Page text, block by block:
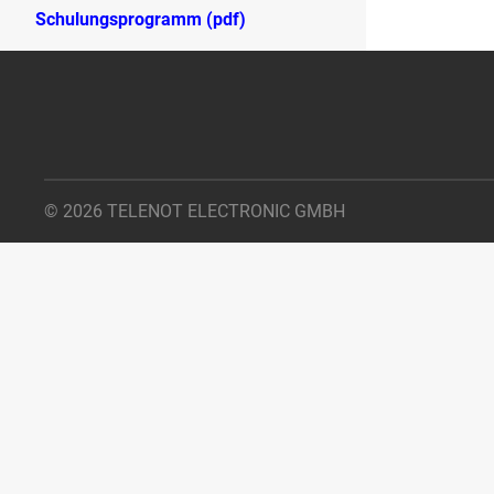
Schulungsprogramm (pdf)
© 2026 TELENOT ELECTRONIC GMBH